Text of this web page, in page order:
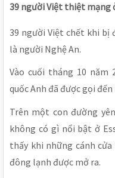
39 người Việt thiệt mạng
39 người Việt chết khi bị
là người Nghệ An.
Vào cuối tháng 10 năm
quốc Anh đã được gọi
Trên một con đường
không có gì nổi bật ở
thấy khi những cánh
đông lạnh được mở ra.